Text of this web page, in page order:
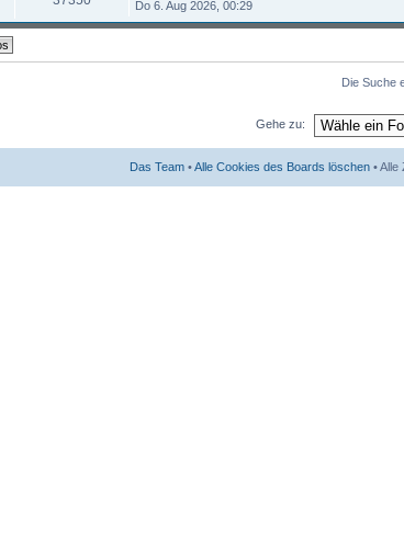
Do 6. Aug 2026, 00:29
Die Suche
Gehe zu:
Das Team •Alle Cookies des Boards löschen •